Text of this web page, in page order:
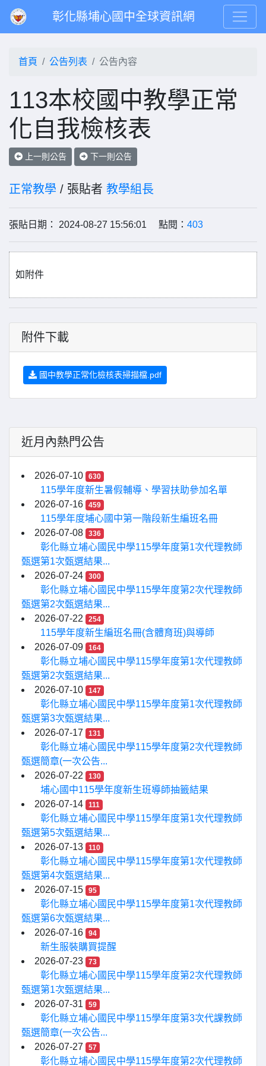
彰化縣埔心國中全球資訊網
首頁 公告列表 公告內容
113本校國中教學正常
化自我檢核表
上一則公告 下一則公告
正常教學 / 張貼者 教學組長
張貼日期： 2024-08-27 15:56:01 點閱： 403
如附件
附件下載
國中教學正常化檢核表掃描檔.pdf
近月內熱門公告
2026-07-10 630
115學年度新生暑假輔導、學習扶助參加名單
2026-07-16
459
115學年度埔心國中第一階段新生編班名冊
2026-07-08
336
彰化縣立埔心國民中學115學年度第1次代理教師
甄選第1次甄選結果...
2026-07-24
300
彰化縣立埔心國民中學115學年度第2次代理教師
甄選第2次甄選結果...
2026-07-22
254
115學年度新生編班名冊(含體育班)與導師
2026-07-09
164
彰化縣立埔心國民中學115學年度第1次代理教師
甄選第2次甄選結果...
2026-07-10
147
彰化縣立埔心國民中學115學年度第1次代理教師
甄選第3次甄選結果...
2026-07-17
131
彰化縣立埔心國民中學115學年度第2次代理教師
甄選簡章(一次公告...
2026-07-22
130
埔心國中115學年度新生班導師抽籤結果
2026-07-14
111
彰化縣立埔心國民中學115學年度第1次代理教師
甄選第5次甄選結果...
2026-07-13
110
彰化縣立埔心國民中學115學年度第1次代理教師
甄選第4次甄選結果...
2026-07-15
95
彰化縣立埔心國民中學115學年度第1次代理教師
甄選第6次甄選結果...
2026-07-16
94
新生服裝購買提醒
2026-07-23
73
彰化縣立埔心國民中學115學年度第2次代理教師
甄選第1次甄選結果...
2026-07-31
59
彰化縣立埔心國民中學115學年度第3次代課教師
甄選簡章(一次公告...
2026-07-27
57
彰化縣立埔心國民中學115學年度第2次代理教師